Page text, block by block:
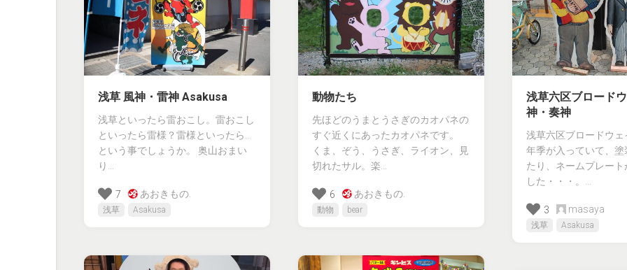
浅草 風神・雷神 Asakusa
浅草といったら雷おこし。雷おこし
といったら雷様？雷様といったら…
という事でしょうか。 奥山おまい
り...
7 あおきもの.
浅草 Asakusa
動物たち
先ほどのうまとうさぎのカオパネの
すぐ近くにあったカオパネです。
くま、ぞう、うさぎ、ライオン、見
切れたサル。楽...
6 あおきもの.
動物 bear
浅草六区ブロード
神・奏神
浅草六区ブロードウェ
年季が入っていて、塗
たり、ネームプレート
した・・・。...
3 masaya
浅草 Asakusa